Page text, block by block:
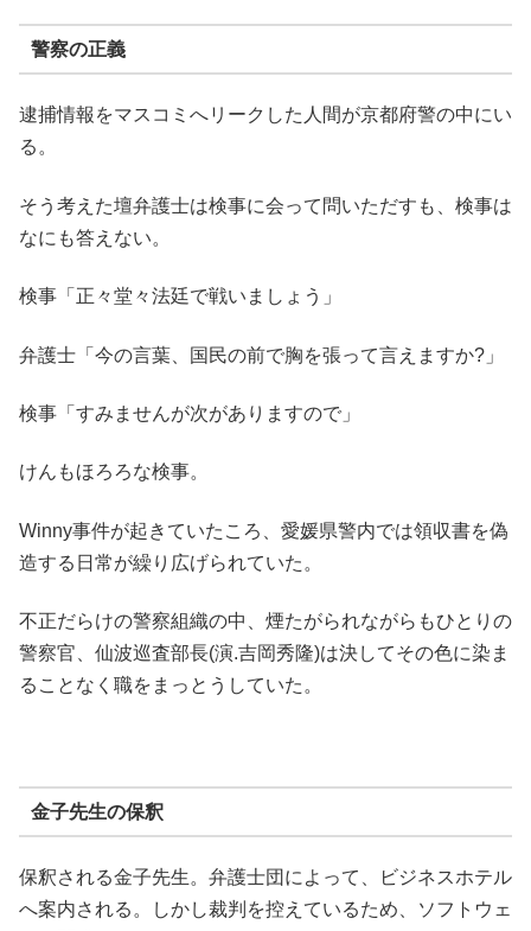
警察の正義
逮捕情報をマスコミへリークした人間が京都府警の中にい
る。
そう考えた壇弁護士は検事に会って問いただすも、検事は
なにも答えない。
検事「正々堂々法廷で戦いましょう」
弁護士「今の言葉、国民の前で胸を張って言えますか?」
検事「すみませんが次がありますので」
けんもほろろな検事。
Winny事件が起きていたころ、愛媛県警内では領収書を偽
造する日常が繰り広げられていた。
不正だらけの警察組織の中、煙たがられながらもひとりの
警察官、仙波巡査部長(演.吉岡秀隆)は決してその色に染ま
ることなく職をまっとうしていた。
金子先生の保釈
保釈される金子先生。弁護士団によって、ビジネスホテル
へ案内される。しかし裁判を控えているため、ソフトウェ